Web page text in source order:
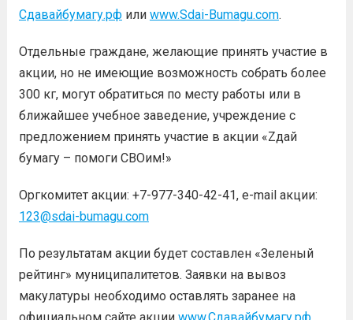
Сдавайбумагу.рфили www.Sdai-Bumagu.com.
Отдельные граждане, желающие принять участие в
акции, но не имеющие возможность собрать более
300 кг, могут обратиться по месту работы или в
ближайшее учебное заведение, учреждение с
предложением принять участие в акции «Zдай
бумагу – помоги СВОим!»
Оргкомитет акции: +7-977-340-42-41, е-mail акции:
123@sdai-bumagu.com
По результатам акции будет составлен «Зеленый
рейтинг» муниципалитетов. Заявки на вывоз
макулатуры необходимо оставлять заранее на